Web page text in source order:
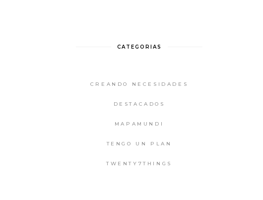
CATEGORIAS
CREANDO NECESIDADES
DESTACADOS
MAPAMUNDI
TENGO UN PLAN
TWENTY7THINGS